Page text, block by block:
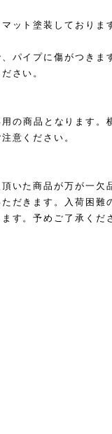
ット塗装しておりま
パイプに傷がつきま
さい。
の商品となります。
意ください。
いた商品が万が一欠
だきます。入荷困難
す。予めご了承くだ